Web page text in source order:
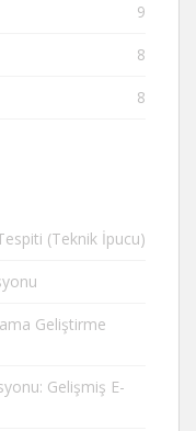
9
8
8
(Teknik İpucu)
Geliştirme
Gelişmiş E-